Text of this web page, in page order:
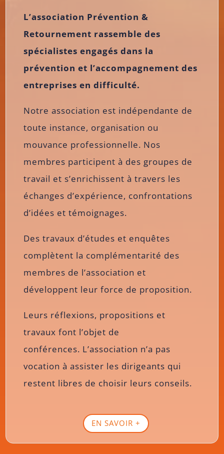
L’association Prévention &
Retournement rassemble des
spécialistes engagés dans la
prévention et l’accompagnement des
entreprises en difficulté.
Notre association est indépendante de
toute instance, organisation ou
mouvance professionnelle. Nos
membres participent à des groupes de
travail et s’enrichissent à travers les
échanges d’expérience, confrontations
d’idées et témoignages.
Des travaux d’études et enquêtes
complètent la complémentarité des
membres de l’association et
développent leur force de proposition.
Leurs réflexions, propositions et
travaux font l’objet de
conférences. L’association n’a pas
vocation à assister les dirigeants qui
restent libres de choisir leurs conseils.
EN SAVOIR +